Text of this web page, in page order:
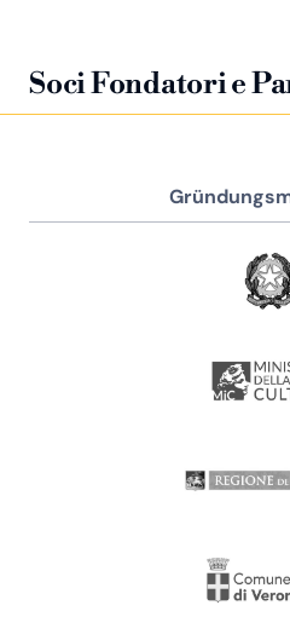
Soci Fondatori e